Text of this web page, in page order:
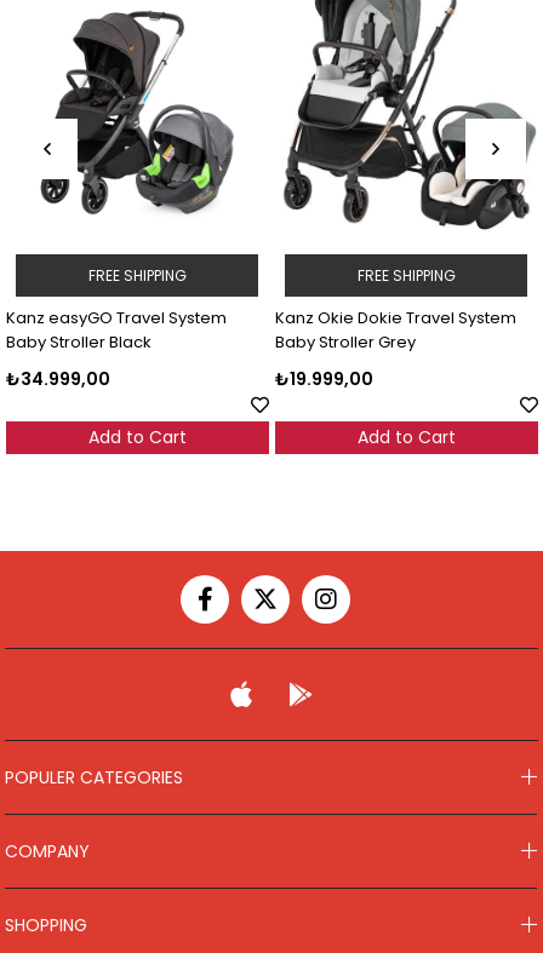
Kanz Okie Dokie Travel System
Baby Stroller Grey
₺19.999,00
Add to Cart
FREE SHIPPING
Kanz Okie Dokie
Baby Stroller Beige
₺19.999,00
Add to Cart
FREE SHIPPING
POPULER CATEGORIES
COMPANY
SHOPPING